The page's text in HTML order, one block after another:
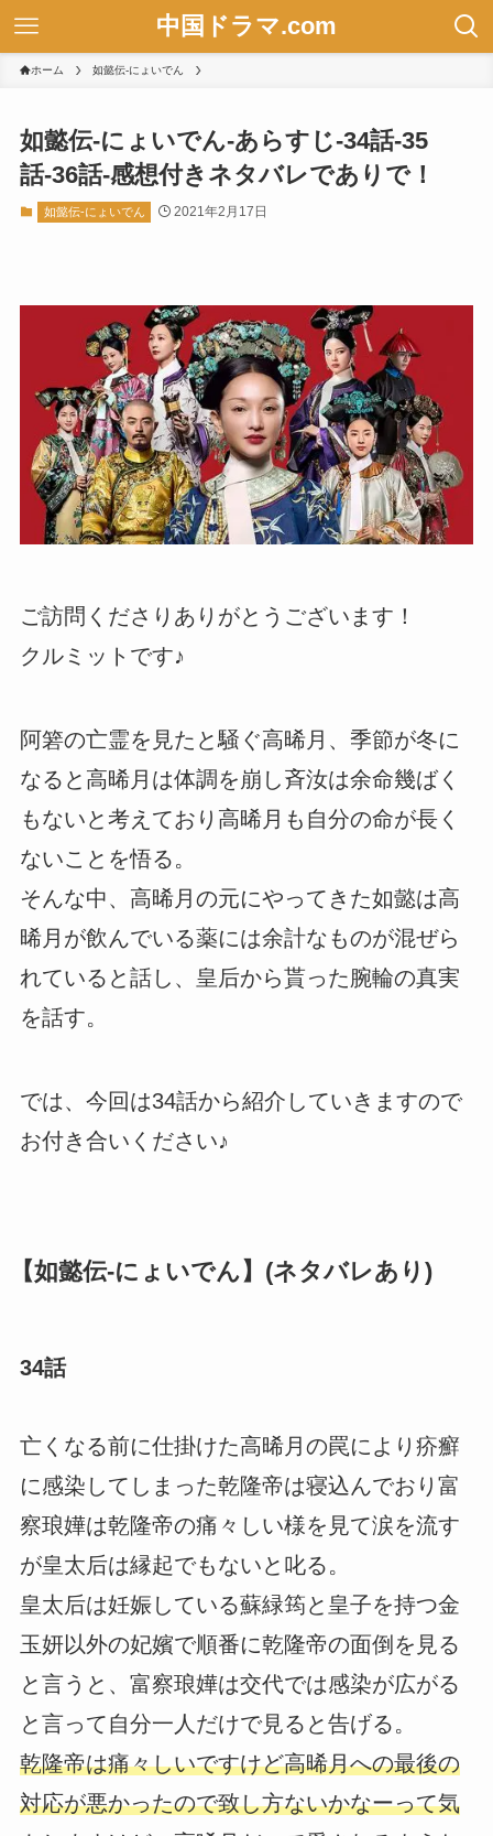
中国ドラマ.com
ホーム 如懿伝-にょいでん
如懿伝-にょいでん-あらすじ-34話-35
話-36話-感想付きネタバレでありで！
如懿伝-にょいでん 2021年2月17日
ご訪問くださりありがとうございます！
クルミットです♪
阿箬の亡霊を見たと騒ぐ高晞月、季節が冬に
なると高晞月は体調を崩し斉汝は余命幾ばく
もないと考えており高晞月も自分の命が長く
ないことを悟る。
そんな中、高晞月の元にやってきた如懿は高
晞月が飲んでいる薬には余計なものが混ぜら
れていると話し、皇后から貰った腕輪の真実
を話す。
では、今回は34話から紹介していきますので
お付き合いください♪
【如懿伝-にょいでん】(ネタバレあり)
34話
亡くなる前に仕掛けた高晞月の罠により疥癬
に感染してしまった乾隆帝は寝込んでおり富
察琅嬅は乾隆帝の痛々しい様を見て涙を流す
が皇太后は縁起でもないと叱る。
皇太后は妊娠している蘇緑筠と皇子を持つ金
玉妍以外の妃嬪で順番に乾隆帝の面倒を見る
と言うと、富察琅嬅は交代では感染が広がる
と言って自分一人だけで見ると告げる。
乾隆帝は痛々しいですけど高晞月への最後の
対応が悪かったので致し方ないかなーって気